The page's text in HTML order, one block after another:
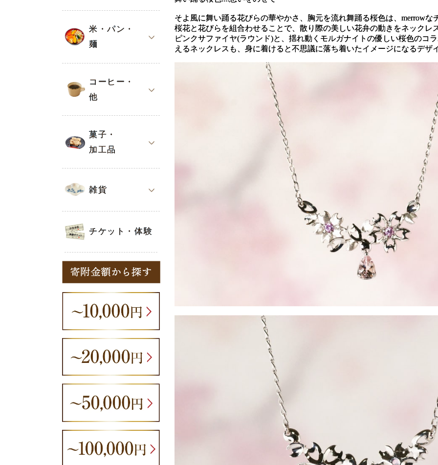
米・パン・
麺
コーヒー・
他
菓子・
加工品
雑貨
チケット・体験
そよ風に舞い踊る花びらの華やかさ、胸元を流れ舞踊る桜色は、merrowな
桜花と花びらを組合わせることで、散り際の美しい花弁の動きをネックレ
ピンクサファイヤ(ラウンド)と、揺れ動くモルガナイトの優しい桜色のコ
えるネックレスも、身に着けると不思議に落ち着いたイメージになるデザ